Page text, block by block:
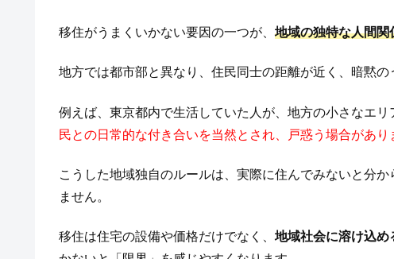
移住がうまくいかない要因の一つが、 地域の独特な人間関
地方では都市部と異なり、住民同士の距離が近く、暗黙の
例えば、東京都内で生活していた人が、地方の小さなエ
民との日常的な付き合いを当然とされ、戸惑う場合があり
こうした地域独自のルールは、実際に住んでみないと分
ません。
移住は住宅の設備や価格だけでなく、 地域社会に溶け込め